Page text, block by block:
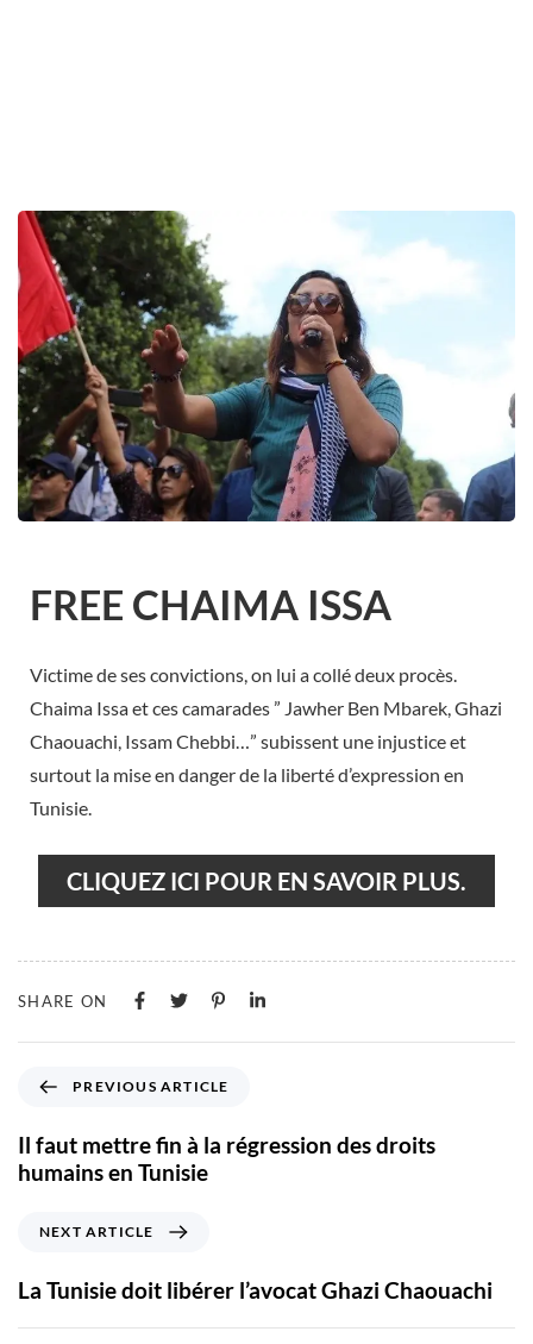
FREE CHAIMA ISSA
Victime de ses convictions, on lui a collé deux procès.
Chaima Issa et ces camarades ” Jawher Ben Mbarek, Ghazi
Chaouachi, Issam Chebbi…” subissent une injustice et
surtout la mise en danger de la liberté d’expression en
Tunisie.
CLIQUEZ ICI POUR EN SAVOIR PLUS.
SHARE ON
PREVIOUS ARTICLE
Il faut mettre fin à la régression des droits
humains en Tunisie
NEXT ARTICLE
La Tunisie doit libérer l’avocat Ghazi Chaouachi